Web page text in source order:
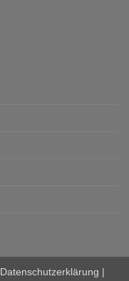
Datenschutzerklärung |